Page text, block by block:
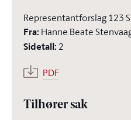
Representantforslag 123
Fra: Hanne Beate
Sidetall: 2
PDF
Tilhører sak